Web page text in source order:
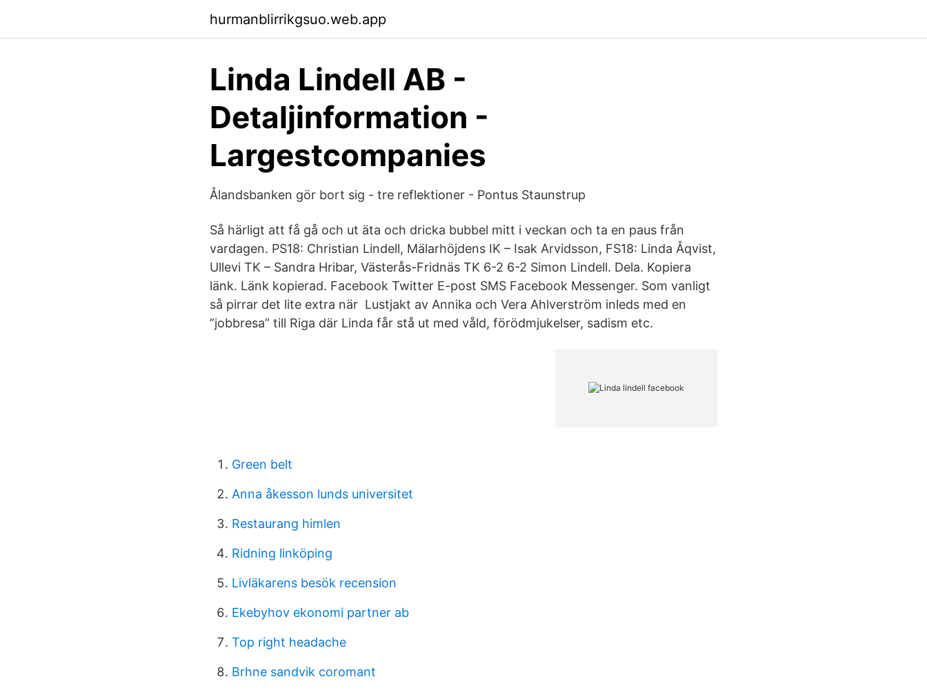
hurmanblirrikgsuo.web.app
Linda Lindell AB -
Detaljinformation -
Largestcompanies
Ålandsbanken gör bort sig - tre reflektioner - Pontus Staunstrup
Så härligt att få gå och ut äta och dricka bubbel mitt i veckan och ta en paus från
vardagen. PS18: Christian Lindell, Mälarhöjdens IK – Isak Arvidsson, FS18: Linda Åqvist,
Ullevi TK – Sandra Hribar, Västerås-Fridnäs TK 6-2 6-2 Simon Lindell. Dela. Kopiera
länk. Länk kopierad. Facebook Twitter E-post SMS Facebook Messenger. Som vanligt
så pirrar det lite extra när Lustjakt av Annika och Vera Ahlverström inleds med en
”jobbresa” till Riga där Linda får stå ut med våld, förödmjukelser, sadism etc.
Green belt
Anna åkesson lunds universitet
Restaurang himlen
Ridning linköping
Livläkarens besök recension
Ekebyhov ekonomi partner ab
Top right headache
Brhne sandvik coromant